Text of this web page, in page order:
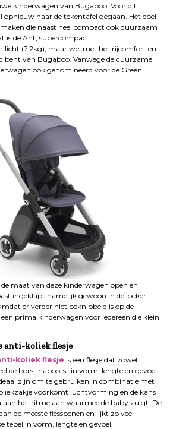
kinderwagen van Bugaboo. Voor dit
naar de tekentafel gegaan. Het doel
die naast heel compact ook duurzaam
is de Ant, supercompact
licht (7.2kg), maar wel met het rijcomfort en
bent van Bugaboo. Vanwege de duurzame
ook genomineerd voor de Green
maat van deze kinderwagen open en
ingeklapt namelijk gewoon in de locker
er verder niet beknibbeld is op de
prima kinderwagen voor iedereen die klein
anti-koliek flesje
koliek flesje is een flesje dat zowel
de borst nabootst in vorm, lengte en gevoel.
zijn om te gebruiken in combinatie met
voorkomt luchtvorming en de kans
aan het ritme aan waarmee de baby zuigt. De
de meeste flesspenen en lijkt zo veel
tepel in vorm, lengte en gevoel.